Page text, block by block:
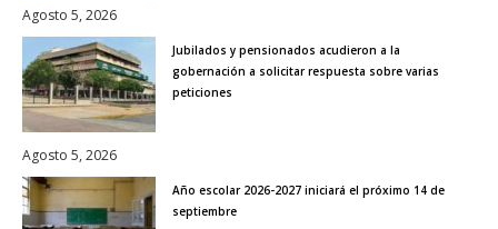
Agosto 5, 2026
Jubilados y pensionados acudieron a la
gobernación a solicitar respuesta sobre varias
peticiones
Agosto 5, 2026
Año escolar 2026-2027 iniciará el próximo 14 de
septiembre